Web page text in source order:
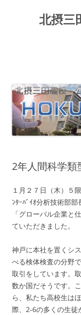
北摂
2年人間科学類
１月２７日（木）５
ﾝﾀｰﾊﾞｲｵ分析技術部
「グローバル企業と
ていただきました。
神戸に本社を置くシ
べる検体検査の分野
取引をしています。
数か国だそうです。
ら、私たち高校生は
際、2‐6の多くの生